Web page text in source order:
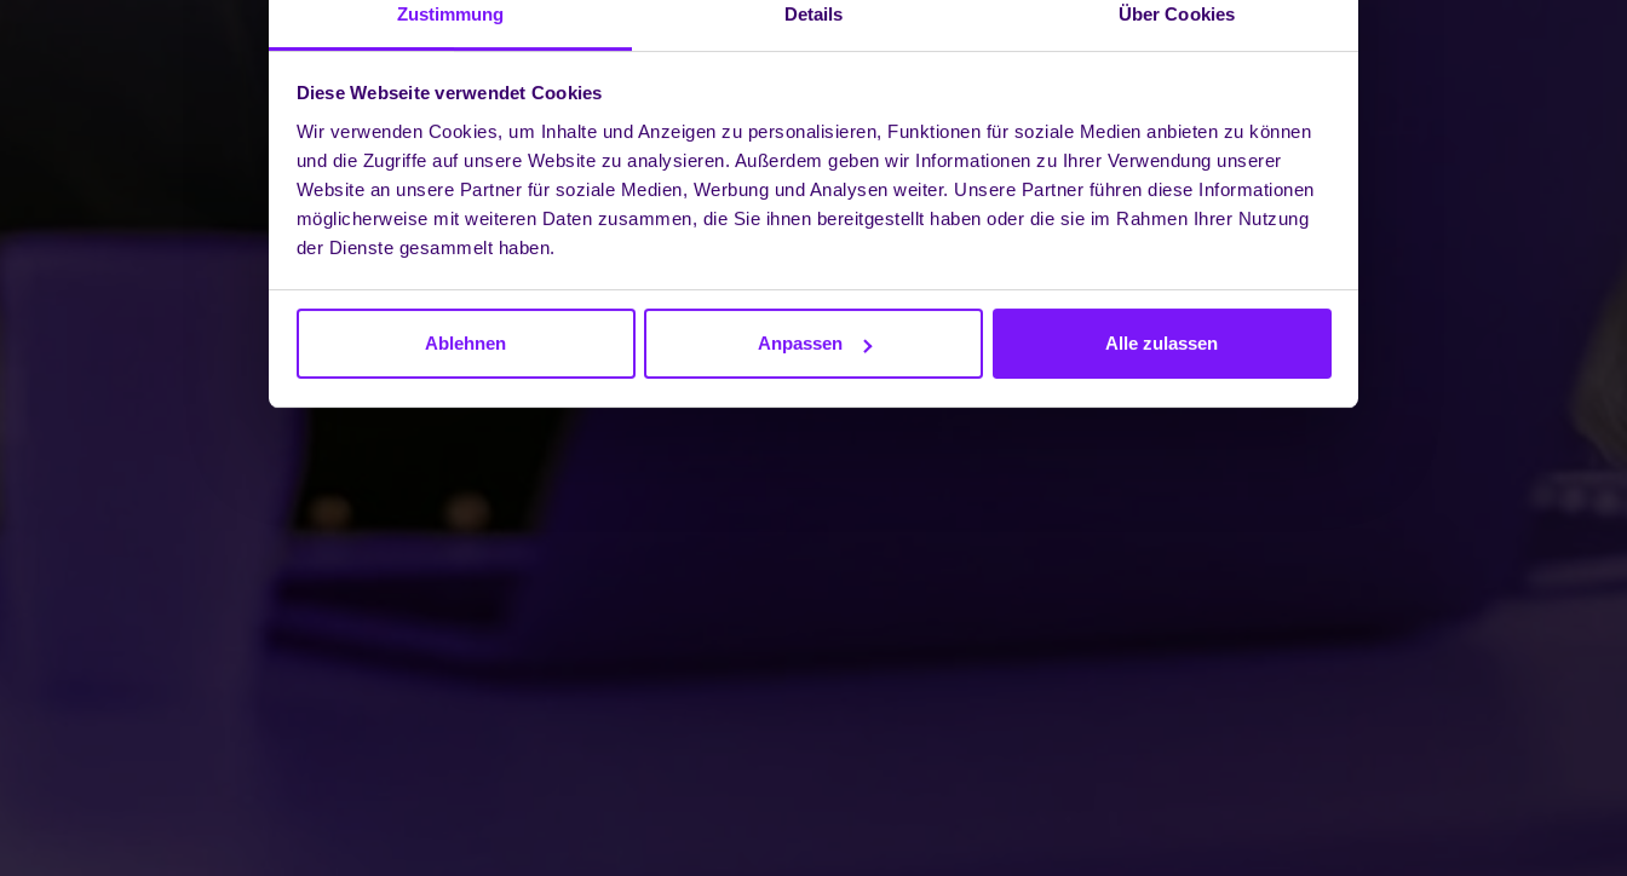
Zustimmung Details Über Cookies
Diese Webseite verwendet Cookies
Wir verwenden Cookies, um Inhalte und Anzeigen zu personalisieren, Funktionen für soziale Medien anbieten zu können
und die Zugriffe auf unsere Website zu analysieren. Außerdem geben wir Informationen zu Ihrer Verwendung unserer
Website an unsere Partner für soziale Medien, Werbung und Analysen weiter. Unsere Partner führen diese Informationen
möglicherweise mit weiteren Daten zusammen, die Sie ihnen bereitgestellt haben oder die sie im Rahmen Ihrer Nutzung
der Dienste gesammelt haben.
Ablehnen Anpassen Alle zulassen